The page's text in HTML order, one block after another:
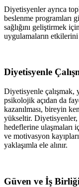
Diyetisyenler ayrıca
beslenme programları
sağlığını geliştirmek
uygulamaların
Diyetisyenle
Diyetisyenle çalışmak,
psikolojik açıdan da
kazanılması, bireyin
yükseltir.
hedeflerine ulaşmaları
ve motivasyon
yaklaşımla ele alınır.
Güven ve İş Birliği